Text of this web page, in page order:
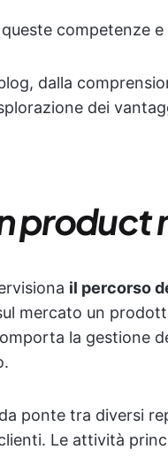
competenze
dalla
dei
product
il percorso
mercato un
la gestione
ponte tra diversi
Le attività